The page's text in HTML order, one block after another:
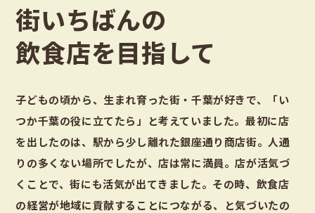
街いちばんの
飲食店を目指して
子どもの頃から、生まれ育った街・千葉が好きで、「い
つか千葉の役に立てたら」と考えていました。最初に店
を出したのは、駅から少し離れた銀座通り商店街。人通
りの多くない場所でしたが、店は常に満員。店が活気づ
くことで、街にも活気が出てきました。その時、飲食店
の経営が地域に貢献することにつながる、と気づいたの